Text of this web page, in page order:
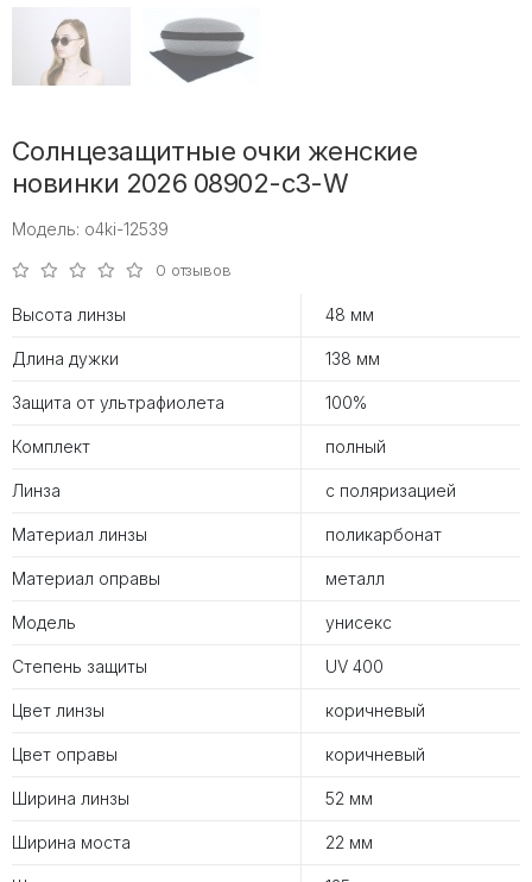
Солнцезащитные очки женские
новинки 2026 08902-с3-W
Модель: o4ki-12539
0 отзывов
Высота линзы 48 мм
Длина дужки 138 мм
Защита от ультрафиолета 100%
Комплект полный
Линза с поляризацией
Материал линзы поликарбонат
Материал оправы металл
Модель унисекс
Степень защиты UV 400
Цвет линзы коричневый
Цвет оправы коричневый
Ширина линзы 52 мм
Ширина моста 22 мм